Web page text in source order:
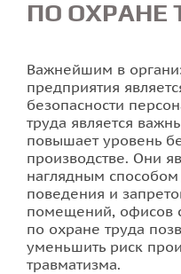
Печать на ткани
Печать визиток
Стенды для школы
Печать буклетов
Печать на пленке
ПО ОХРАНЕ
Важнейшим в
предприятия
безопасности
труда является
повышает уровень
производстве. Они
наглядным
поведения и
помещений, офисов
по охране труда
уменьшить риск
травматизма.